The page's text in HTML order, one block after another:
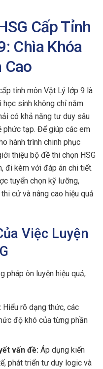
Cấp Tỉnh
Chìa Khóa
Cao
tỉnh môn Vật Lý lớp 9 là
sinh không chỉ nắm
có khả năng tư duy sâu
phức tạp. Để giúp các em
hành trình chinh phục
thiệu bộ đề thi chọn HSG
đi kèm với đáp án chi tiết.
tuyển chọn kỹ lưỡng,
cử và nâng cao hiệu quả
Việc Luyện
pháp ôn luyện hiệu quả,
Hiểu rõ dạng thức, các
độ khó của từng phần
vấn đề: Áp dụng kiến
phát triển tư duy logic và